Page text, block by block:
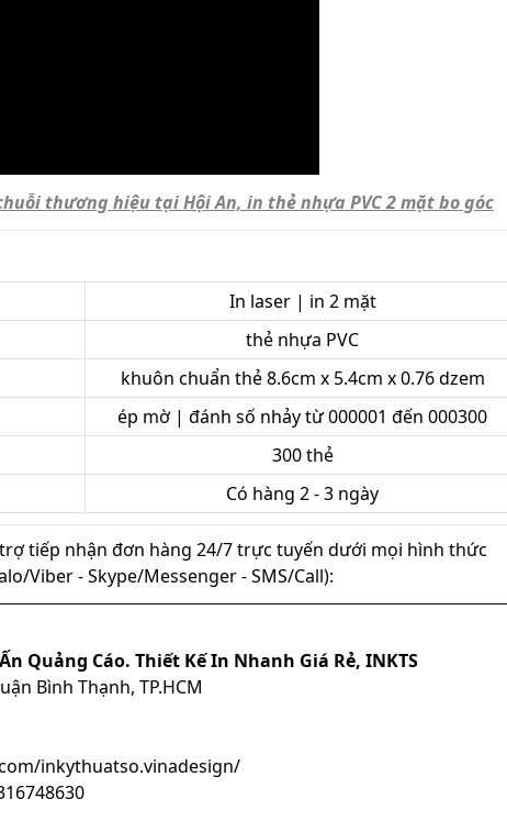
thương hiệu tại Hội An, in thẻ nhựa PVC 2 mặt bo góc
In laser | in 2 mặt
thẻ nhựa PVC
khuôn chuẩn thẻ 8.6cm x 5.4cm x 0.76 dzem
ép mờ | đánh số nhảy từ 000001 đến 000300
300 thẻ
Có hàng 2 - 3 ngày
tiếp nhận đơn hàng 24/7 trực tuyến dưới mọi hình thức
Viber - Skype/Messenger - SMS/Call):
Quảng Cáo. Thiết Kế In Nhanh Giá Rẻ, INKTS
Bình Thạnh, TP.HCM
inkythuatso.vinadesign/